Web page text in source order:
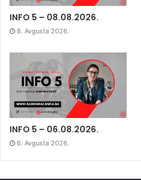
INFO 5 – 08.08.2026.
8. Avgusta 2026.
INFO 5 – 06.08.2026.
6. Avgusta 2026.